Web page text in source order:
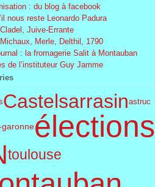
: du blog à facebook
nous reste Leonardo Padura
Juive-Errante
Merle, Delthil, 1790
: la fromagerie Salit à Montauban
de l’instituteur Guy Jamme
Castelsarrasinastruc
élections
toulouse